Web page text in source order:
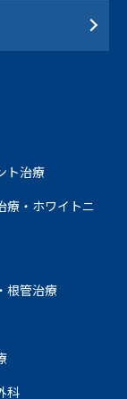
ト治療
療・ホワイトニ
根管治療
科